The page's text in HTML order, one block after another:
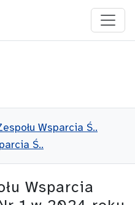
Wsparcia Ś..
Ś..
Wsparcia